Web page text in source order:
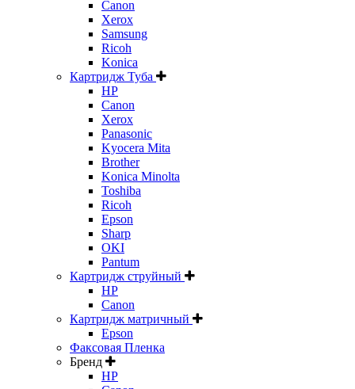
Canon
Xerox
Samsung
Ricoh
Konica
Картридж Туба
HP
Canon
Xerox
Panasonic
Kyocera Mita
Brother
Konica Minolta
Toshiba
Ricoh
Epson
Sharp
OKI
Pantum
Картридж струйный
HP
Canon
Картридж матричный
Epson
Факсовая Пленка
Бренд
HP